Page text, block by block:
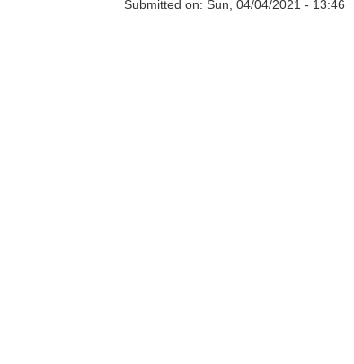
Submitted on: Sun, 04/04/2021 - 13:46